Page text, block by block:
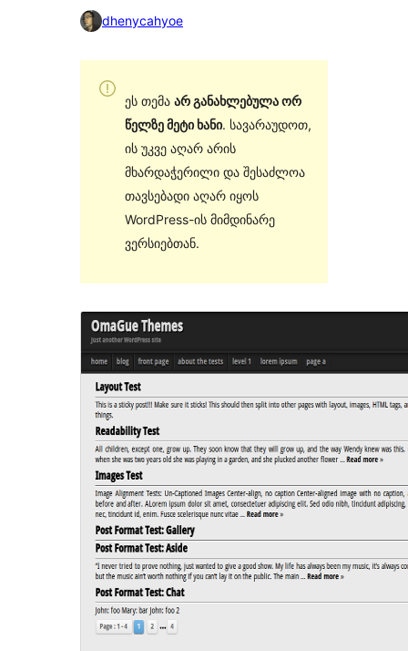
dhenycahyoe
ეს თემა არ განახლებულა ორ
წელზე მეტი ხანი. სავარაუდოთ,
ის უკვე აღარ არის
მხარდაჭერილი და შესაძლოა
თავსებადი აღარ იყოს
WordPress-ის მიმდინარე
ვერსიებთან.